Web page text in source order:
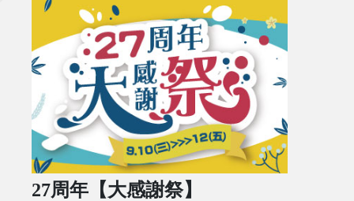
27周年【大感謝祭】